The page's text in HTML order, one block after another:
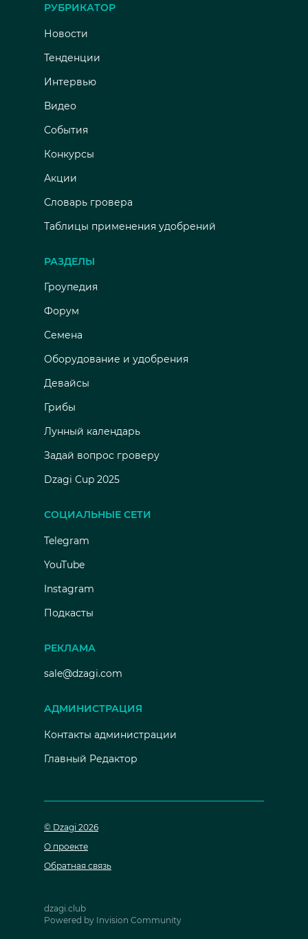
РУБРИКАТОР
Новости
Тенденции
Интервью
Видео
События
Конкурсы
Акции
Словарь гровера
Таблицы применения удобрений
РАЗДЕЛЫ
Гроупедия
Форум
Семена
Оборудование и удобрения
Девайсы
Грибы
Лунный календарь
Задай вопрос гроверу
Dzagi Cup 2025
СОЦИАЛЬНЫЕ СЕТИ
Telegram
YouTube
Instagram
Подкасты
РЕКЛАМА
sale@dzagi.com
АДМИНИСТРАЦИЯ
Контакты администрации
Главный Редактор
© Dzagi 2026
О проекте
Обратная связь
dzagi.club
Powered by Invision Community